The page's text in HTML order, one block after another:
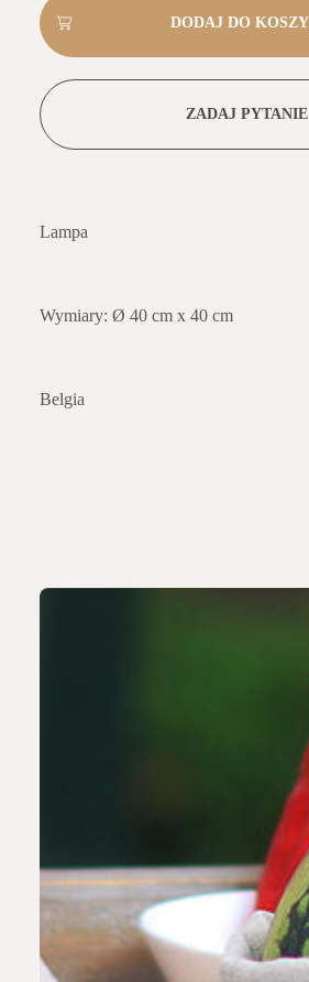
ZADAJ PYTANIE
Lampa
Wymiary: Ø 40 cm x 40 cm
Belgia